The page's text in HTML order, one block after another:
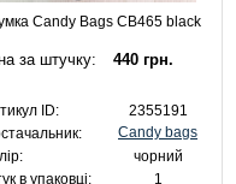
Candy Bags CB465 black
за штучку: 440 грн.
ID:
2355191
Candy bags
чорний
в упаковці:
1